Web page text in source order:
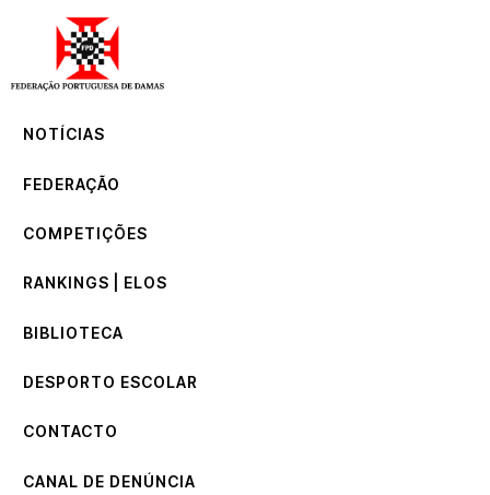
NOTÍCIAS
FEDERAÇÃO
COMPETIÇÕES
RANKINGS | ELOS
BIBLIOTECA
DESPORTO ESCOLAR
CONTACTO
CANAL DE DENÚNCIA